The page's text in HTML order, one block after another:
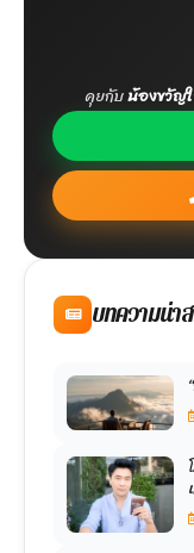
คุยกับน้องขวัญ
บทความน่า